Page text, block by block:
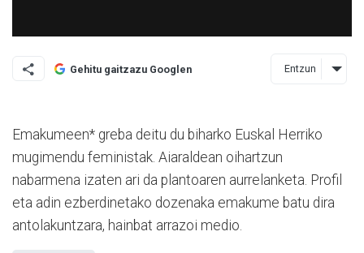
Gehitu gaitzazu Googlen Entzun
Emakumeen* greba deitu du biharko Euskal Herriko
mugimendu feministak. Aiaraldean oihartzun
nabarmena izaten ari da plantoaren aurrelanketa. Profil
eta adin ezberdinetako dozenaka emakume batu dira
antolakuntzara, hainbat arrazoi medio.